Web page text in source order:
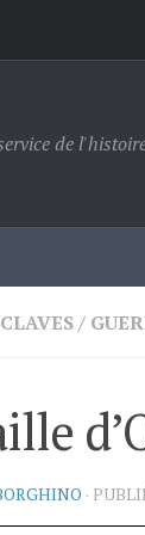
de
/
·